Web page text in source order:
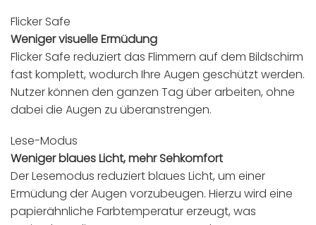
Flicker Safe
Weniger visuelle Ermüdung
Flicker Safe reduziert das Flimmern auf dem Bildschirm
fast komplett, wodurch Ihre Augen geschützt werden.
Nutzer können den ganzen Tag über arbeiten, ohne
dabei die Augen zu überanstrengen.
Lese-Modus
Weniger blaues Licht, mehr Sehkomfort
Der Lesemodus reduziert blaues Licht, um einer
Ermüdung der Augen vorzubeugen. Hierzu wird eine
papierähnliche Farbtemperatur erzeugt, was